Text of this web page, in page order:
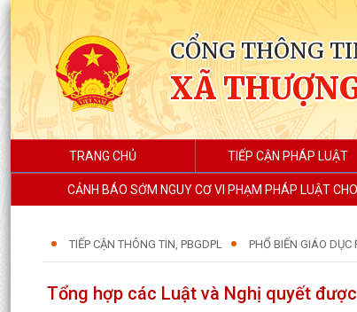
CỔNG THÔNG
XÃ
TRANG CHỦ TIẾP CẬN PHÁP LUẬT
CẢNH BÁO SỚM NGUY CƠ VI PHẠM PHÁP LUẬT
TIẾP CẬN THÔNG TIN, PBGDPL PHỔ BIẾN GIÁO DỤC
Tổng hợp các Luật và Nghị quyết